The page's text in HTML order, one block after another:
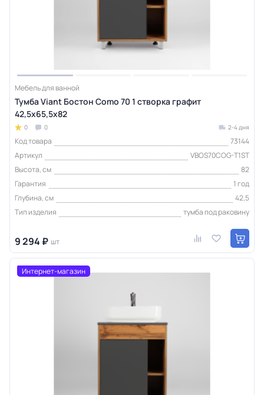
Мебель для ванной
Тумба Viant Бостон Como 70 1 створка графит
42,5х65,5х82
0 0 2-4 дня
Код товара
73144
Артикул
VBOS70COG-T1ST
Высота, см
82
Гарантия
1 год
Глубина, см
42,5
Тип изделия
тумба под раковину
9 294 ₽ шт
Интернет-магазин